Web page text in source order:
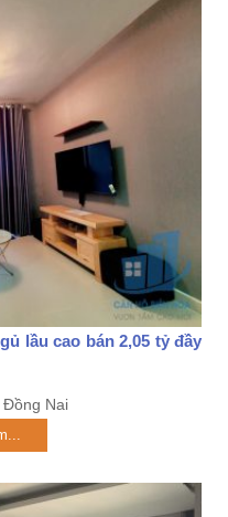
lầu cao bán 2,05 tỷ đầy
Đồng Nai